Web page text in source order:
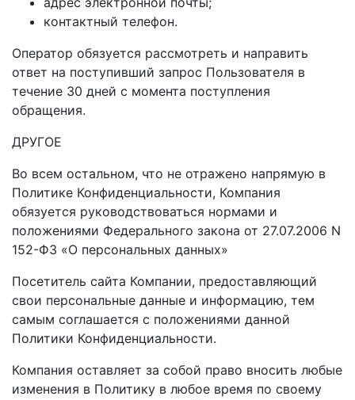
контактный телефон.
Оператор обязуется рассмотреть и направить
ответ на поступивший запрос Пользователя в
течение 30 дней с момента поступления
обращения.
ДРУГОЕ
Во всем остальном, что не отражено напрямую в
Политике Конфиденциальности, Компания
обязуется руководствоваться нормами и
положениями Федерального закона от 27.07.2006 N
152-ФЗ «О персональных данных»
Посетитель сайта Компании, предоставляющий
свои персональные данные и информацию, тем
самым соглашается с положениями данной
Политики Конфиденциальности.
Компания оставляет за собой право вносить любые
изменения в Политику в любое время по своему